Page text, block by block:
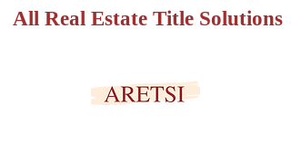
All Real Estate Title Solutions